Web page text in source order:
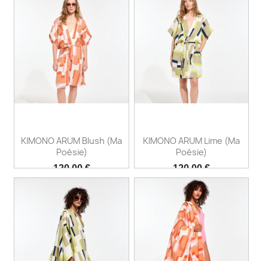
KIMONO ARUM Blush (Ma
Poésie)
Prix
120,00 €
KIMONO ARUM Lime (Ma
Poésie)
Prix
120,00 €